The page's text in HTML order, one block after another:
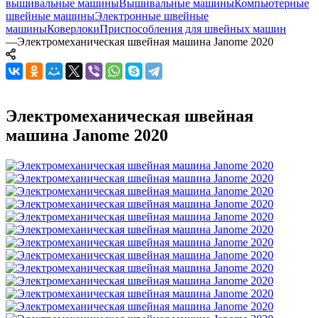
вышивальные машиныВышивальные машиныКомпьютерные
швейные машиныЭлектронные швейные
машиныКоверлокиПриспособления для швейных машин
—Электромеханическая швейная машина Janome 2020
Электромеханическая швейная
машина Janome 2020